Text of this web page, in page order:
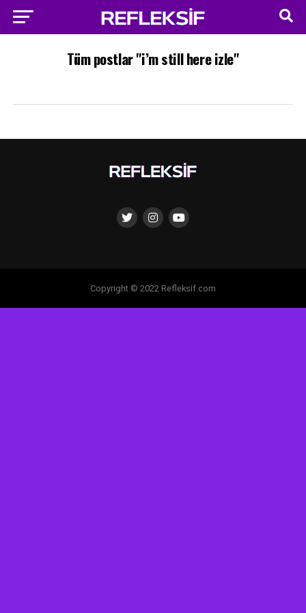
Tüm postlar "i’m still here izle"
Copyright © 2022 Refleksif.com